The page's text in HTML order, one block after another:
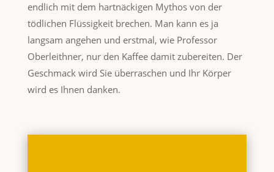
endlich mit dem hartnäckigen Mythos von der
tödlichen Flüssigkeit brechen. Man kann es ja
langsam angehen und erstmal, wie Professor
Oberleithner, nur den Kaffee damit zubereiten. Der
Geschmack wird Sie überraschen und Ihr Körper
wird es Ihnen danken.